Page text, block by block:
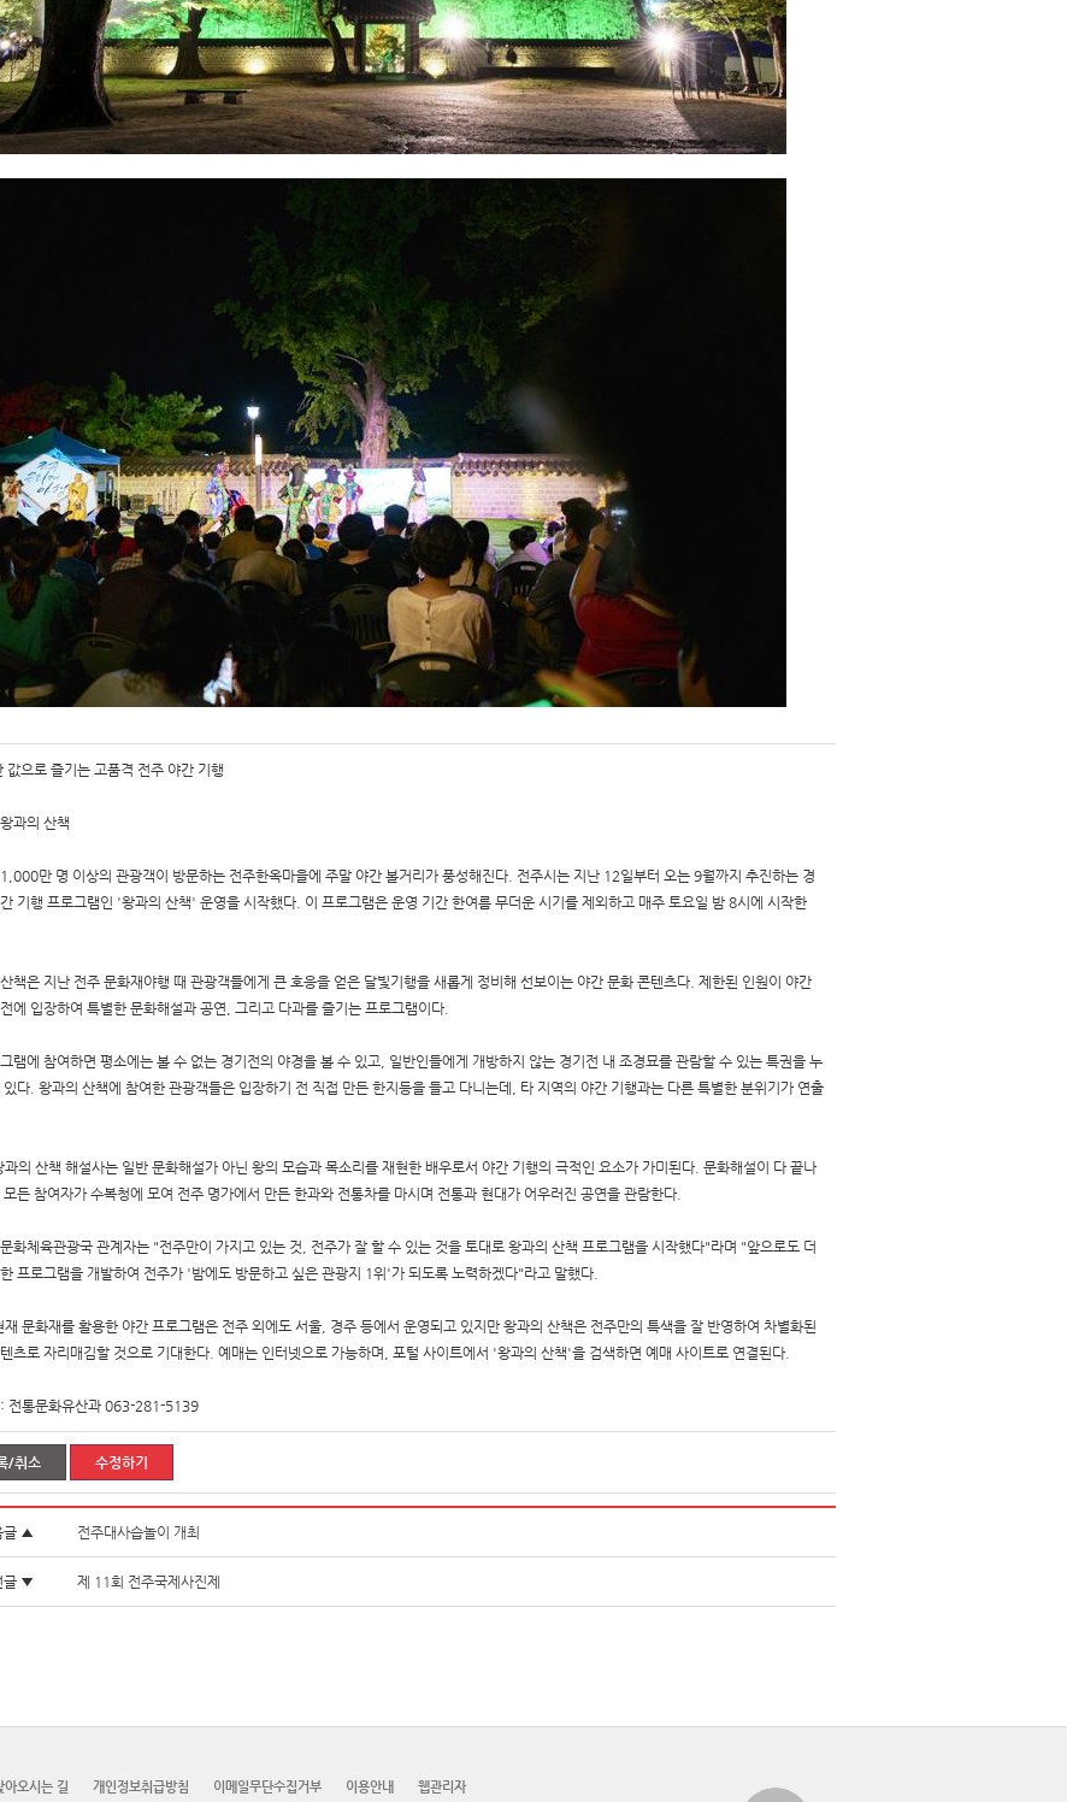
/취소 수정하기
값으로 즐기는 고품격 전주 야간 기행
과의 산책
만 명 이상의 관광객이 방문하는 전주한옥마을에 주말 야간 볼거리가 풍성해진다. 전주시는 지난 12일부터 오는 9월까지 추진하는 경
기행 프로그램인 '왕과의 산책' 운영을 시작했다. 이 프로그램은 운영 기간 한여름 무더운 시기를 제외하고 매주 토요일 밤 8시에 시작한
책은 지난 전주 문화재야행 때 관광객들에게 큰 호응을 얻은 달빛기행을 새롭게 정비해 선보이는 야간 문화 콘텐츠다. 제한된 인원이 야간
에 입장하여 특별한 문화해설과 공연, 그리고 다과를 즐기는 프로그램이다.
램에 참여하면 평소에는 볼 수 없는 경기전의 야경을 볼 수 있고, 일반인들에게 개방하지 않는 경기전 내 조경묘를 관람할 수 있는 특권을 누
있다. 왕과의 산책에 참여한 관광객들은 입장하기 전 직접 만든 한지등을 들고 다니는데, 타 지역의 야간 기행과는 다른 특별한 분위기가 연출
과의 산책 해설사는 일반 문화해설가 아닌 왕의 모습과 목소리를 재현한 배우로서 야간 기행의 극적인 요소가 가미된다. 문화해설이 다 끝나
모든 참여자가 수복청에 모여 전주 명가에서 만든 한과와 전통차를 마시며 전통과 현대가 어우러진 공연을 관람한다.
화체육관광국 관계자는 "전주만이 가지고 있는 것, 전주가 잘 할 수 있는 것을 토대로 왕과의 산책 프로그램을 시작했다"라며 "앞으로도 더
프로그램을 개발하여 전주가 '밤에도 방문하고 싶은 관광지 1위'가 되도록 노력하겠다"라고 말했다.
재 문화재를 활용한 야간 프로그램은 전주 외에도 서울, 경주 등에서 운영되고 있지만 왕과의 산책은 전주만의 특색을 잘 반영하여 차별화된
츠로 자리매김할 것으로 기대한다. 예매는 인터넷으로 가능하며, 포털 사이트에서 '왕과의 산책'을 검색하면 예매 사이트로 연결된다.
전통문화유산과 063-281-5139
글 ▲ 전주대사습놀이 개최
글 ▼ 제 11회 전주국제사진제
아오시는 길 개인정보취급방침 이메일무단수집거부 이용안내 웹관리자